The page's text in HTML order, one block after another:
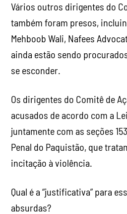
Vários outros dirigentes do
também foram presos,
Mehboob Wali, Nafees
ainda estão sendo
se esconder.
Os dirigentes do Comitê de
acusados de acordo com a
juntamente com as seções
Penal do Paquistão, que
incitação à violência.
Qual é a “justificativa” para
absurdas?